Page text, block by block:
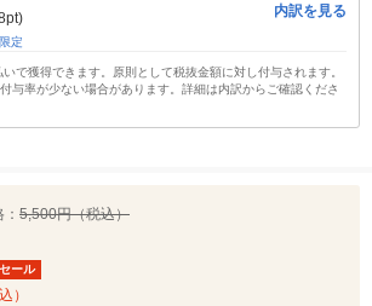
定
内訳を見る
で獲得できます。原則として税抜金額に対し付与されます。
与率が少ない場合があります。詳細は内訳からご確認くださ
5,500円（税込）
セール
）